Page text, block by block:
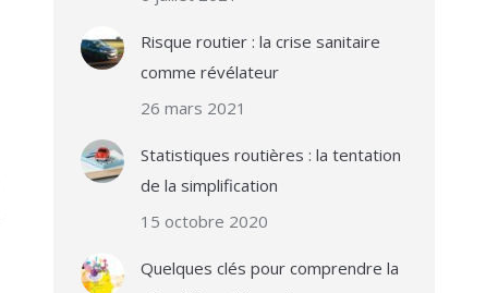
Risque routier : la crise sanitaire
comme révélateur
26 mars 2021
Statistiques routières : la tentation
de la simplification
15 octobre 2020
Quelques clés pour comprendre la